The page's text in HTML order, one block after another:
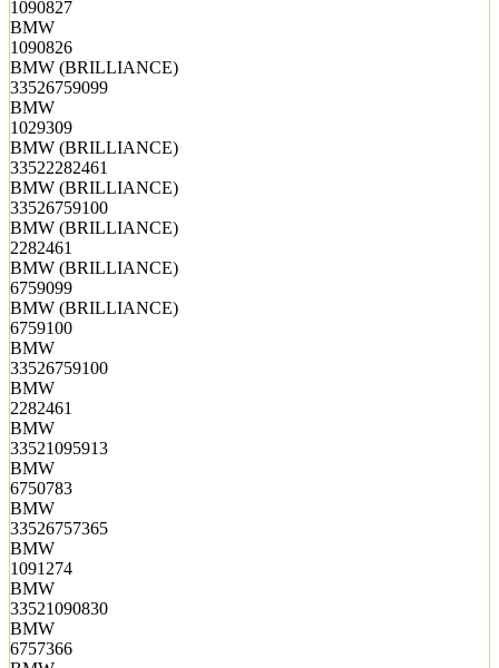
1090827
BMW
1090826
BMW (BRILLIANCE)
33526759099
BMW
1029309
BMW (BRILLIANCE)
33522282461
BMW (BRILLIANCE)
33526759100
BMW (BRILLIANCE)
2282461
BMW (BRILLIANCE)
6759099
BMW (BRILLIANCE)
6759100
BMW
33526759100
BMW
2282461
BMW
33521095913
BMW
6750783
BMW
33526757365
BMW
1091274
BMW
33521090830
BMW
6757366